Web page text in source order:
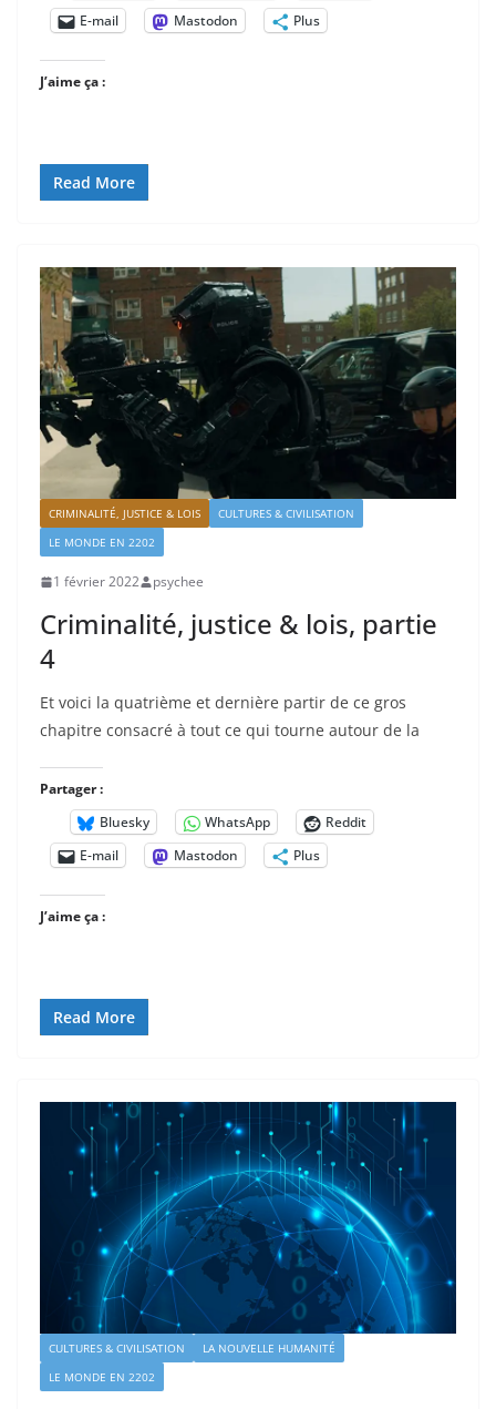
E-mail
Mastodon Plus
J’aime ça :
Read More
CRIMINALITÉ, JUSTICE & LOIS
CULTURES & CIVILISATION
LE MONDE EN 2202
1 février 2022 psychee
Criminalité, justice & lois, partie
4
Et voici la quatrième et dernière partir de ce gros
chapitre consacré à tout ce qui tourne autour de la
Partager :
Bluesky
WhatsApp
Reddit
E-mail
Mastodon Plus
J’aime ça :
Read More
CULTURES & CIVILISATION
LA NOUVELLE HUMANITÉ
LE MONDE EN 2202